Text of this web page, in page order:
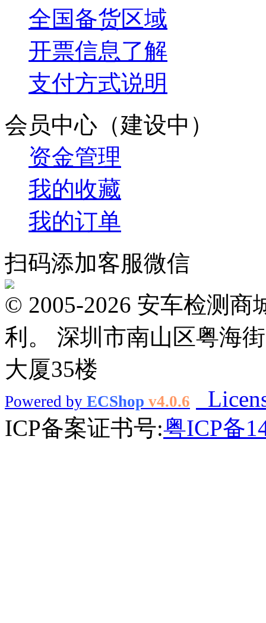
全国备货区域
开票信息了解
支付方式说明
会员中心（建设中）
资金管理
我的收藏
我的订单
扫码添加客服微信
© 2005-2026 安车检测商
利。 深圳市南山区粤海
大厦35楼
Powered by ECShop v4.0.6
ICP备案证书号:粤ICP备